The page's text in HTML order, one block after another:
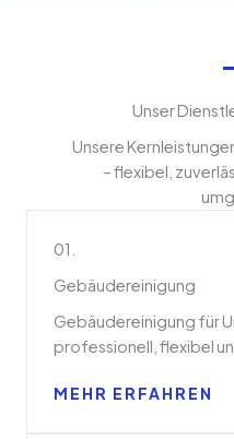
Unser
Unsere
– flexibel,
01.
Gebäudereinigung
Gebäudereinigung für
professionell, flexibel
MEHR ERFAHREN